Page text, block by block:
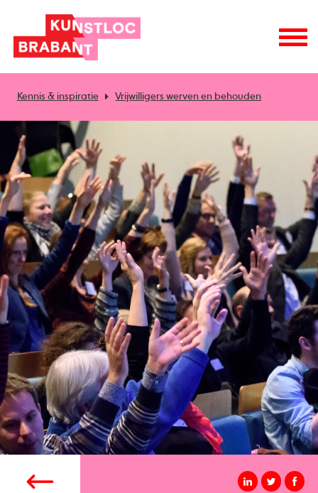
Kennis & inspiratie Vrijwilligers werven en behouden